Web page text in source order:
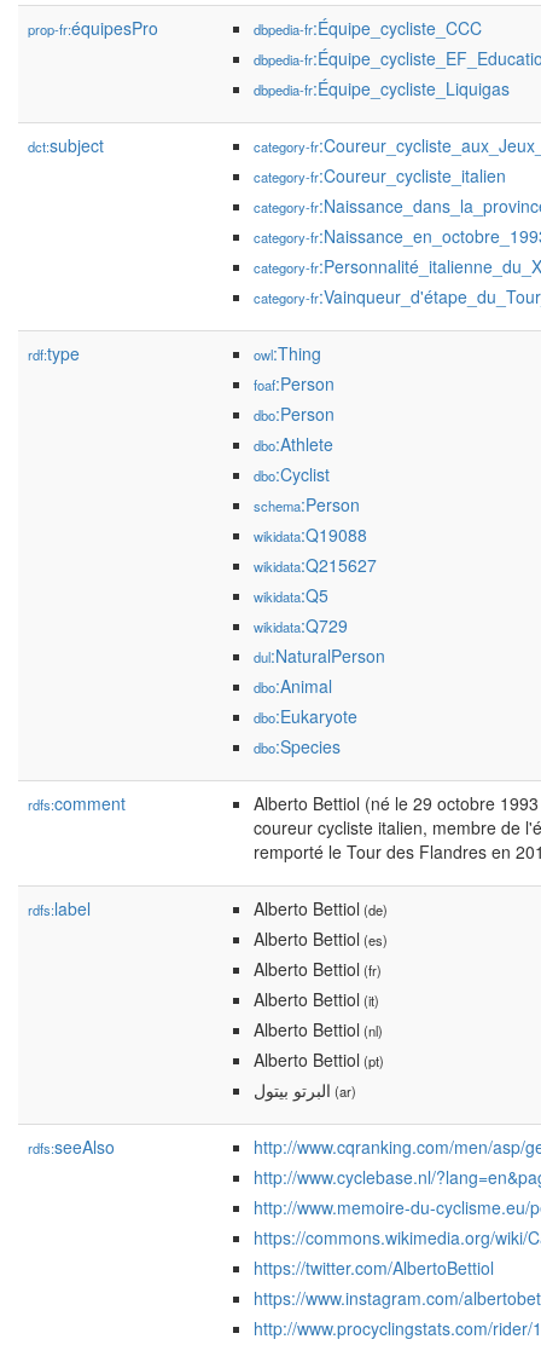
prop-fr:équipesPro dbpedia-fr:Équipe_cycliste_CCC
dbpedia-fr
dbpedia-fr:Équipe_cycliste_Liquigas
dct:subject category-fr
category-fr:Coureur_cycliste_italien
category-fr
category-fr
category-fr
category-fr
rdf:type owl:Thing
foaf:Person
dbo:Person
dbo:Athlete
dbo:Cyclist
schema:Person
wikidata:Q19088
wikidata:Q215627
wikidata:Q5
wikidata:Q729
dul:NaturalPerson
dbo:Animal
dbo:Eukaryote
dbo:Species
rdfs:comment
Alberto Bettiol (né le 29 octobre
coureur cycliste italien, membre de
remporté le Tour des Flandres en
rdfs:label Alberto Bettiol (de)
Alberto Bettiol (es)
Alberto Bettiol (fr)
Alberto Bettiol (it)
Alberto Bettiol (nl)
Alberto Bettiol (pt)
البرتو بيتول (ar)
rdfs:seeAlso
http://www.cqranking.com/men/asp/
http://www.cyclebase.nl/
http://www.memoire-du-
https://commons.wikimedia.org/wiki/
https://twitter.com/AlbertoBettiol
https://www.instagram.com/
http://www.procyclingstats.com/rider/